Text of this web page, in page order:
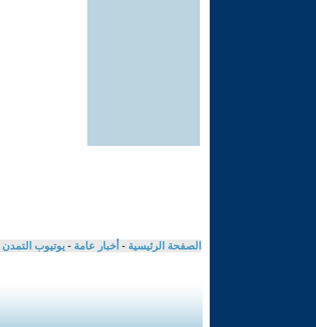
الصفحة الرئيسية - أخبار عامة - يوتيوب التمدن